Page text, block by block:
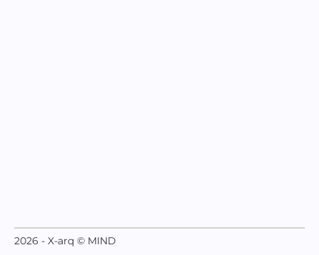
2026 - X-arq © MIND